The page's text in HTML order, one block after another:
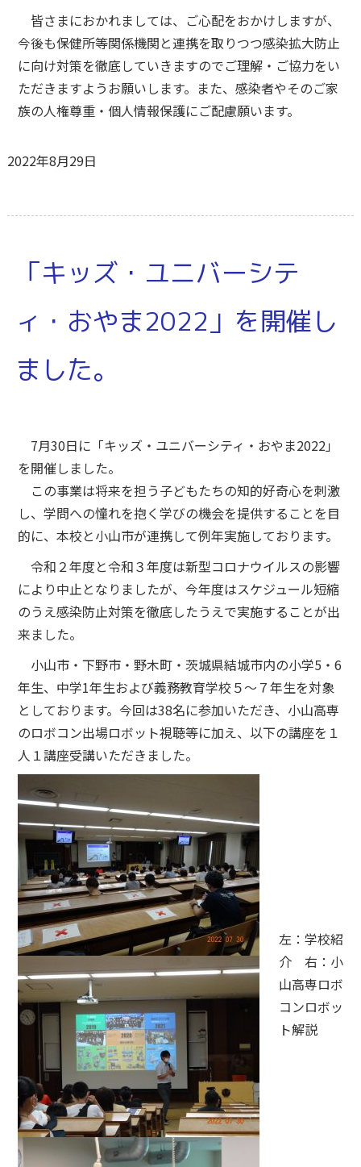
皆さまにおかれましては、ご心配をおかけしますが、
今後も保健所等関係機関と連携を取りつつ感染拡大防止
に向け対策を徹底していきますのでご理解・ご協力をい
ただきますようお願いします。また、感染者やそのご家
族の人権尊重・個人情報保護にご配慮願います。
2022年8月29日
「キッズ・ユニバーシテ
ィ・おやま2022」を開催し
ました。
7月30日に「キッズ・ユニバーシティ・おやま2022」
を開催しました。
この事業は将来を担う子どもたちの知的好奇心を刺激
し、学問への憧れを抱く学びの機会を提供することを目
的に、本校と小山市が連携して例年実施しております。
令和２年度と令和３年度は新型コロナウイルスの影響
により中止となりましたが、今年度はスケジュール短縮
のうえ感染防止対策を徹底したうえで実施することが出
来ました。
小山市・下野市・野木町・茨城県結城市内の小学5・6
年生、中学1年生および義務教育学校５～７年生を対象
としております。今回は38名に参加いただき、小山高専
のロボコン出場ロボット視聴等に加え、以下の講座を１
人１講座受講いただきました。
左：学校紹
介 右：小
山高専ロボ
コンロボッ
ト解説